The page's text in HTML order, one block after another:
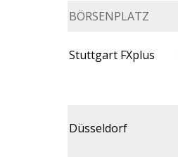
BÖRSENPLATZ
Stuttgart FXplus
Düsseldorf